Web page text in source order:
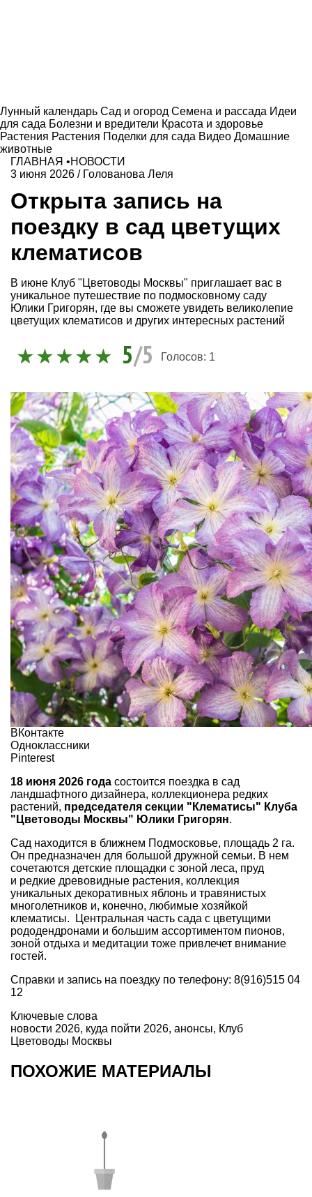
Лунный календарь Сад и огород Семена и рассада Идеи
для сада Болезни и вредители Красота и здоровье
Растения Растения Поделки для сада Видео Домашние
животные
ГЛАВНАЯ •НОВОСТИ
3 июня 2026 / Голованова Леля
Открыта запись на
поездку в сад цветущих
клематисов
В июне Клуб "Цветоводы Москвы" приглашает вас в
уникальное путешествие по подмосковному саду
Юлики Григорян, где вы сможете увидеть великолепие
цветущих клематисов и других интересных растений
5/5 Голосов: 1
ВКонтакте
Одноклассники
Pinterest
18 июня 2026 года состоится поездка в сад
ландшафтного дизайнера, коллекционера редких
растений, председателя секции "Клематисы" Клуба
"Цветоводы Москвы" Юлики Григорян.
Сад находится в ближнем Подмосковье, площадь 2 га.
Он предназначен для большой дружной семьи. В нем
сочетаются детские площадки с зоной леса, пруд
и редкие древовидные растения, коллекция
уникальных декоративных яблонь и травянистых
многолетников и, конечно, любимые хозяйкой
клематисы. Центральная часть сада с цветущими
рододендронами и большим ассортиментом пионов,
зоной отдыха и медитации тоже привлечет внимание
гостей.
Справки и запись на поездку по телефону: 8(916)515 04
12
Ключевые слова
новости 2026, куда пойти 2026, анонсы, Клуб
Цветоводы Москвы
ПОХОЖИЕ МАТЕРИАЛЫ